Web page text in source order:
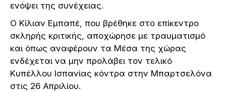
ενόψει της συνέχειας.
Ο Κίλιαν Εμπαπέ, που βρέθηκε στο επίκεντρο
σκληρής κριτικής, αποχώρησε με τραυματισμό
και όπως αναφέρουν τα Μέσα της χώρας
ενδέχεται να μην προλάβει τον τελικό
Κυπέλλου Ισπανίας κόντρα στην Μπαρτσελόνα
στις 26 Απριλίου.